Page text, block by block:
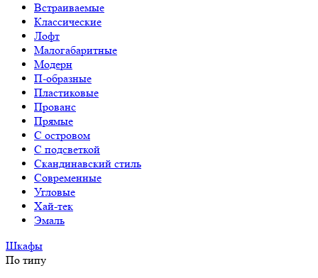
Встраиваемые
Классические
Лофт
Малогабаритные
Модерн
П-образные
Пластиковые
Прованс
Прямые
С островом
С подсветкой
Скандинавский стиль
Современные
Угловые
Хай-тек
Эмаль
Шкафы
По типу